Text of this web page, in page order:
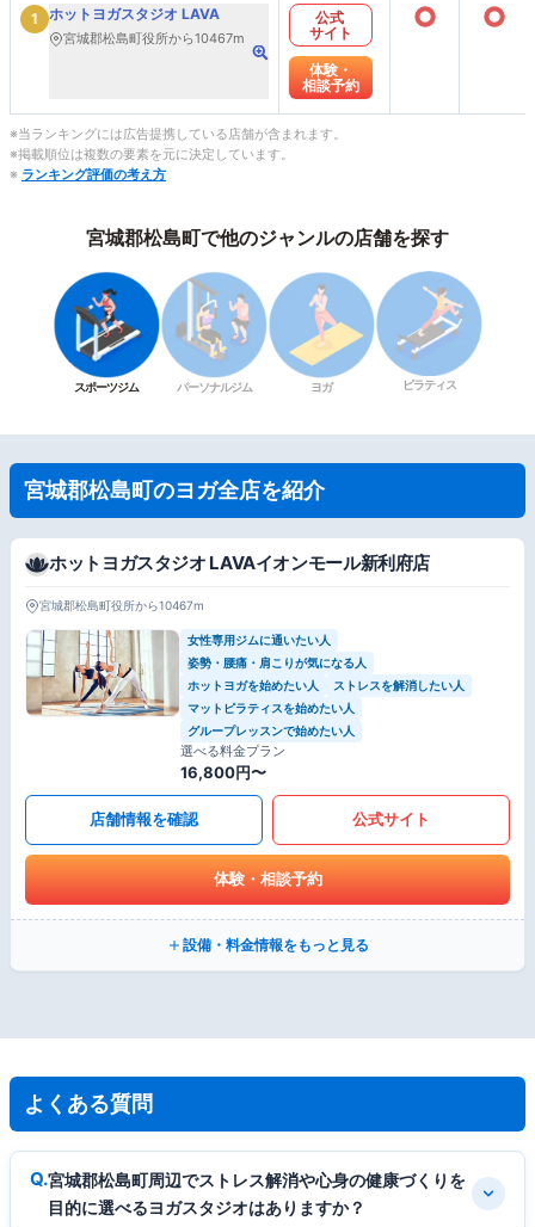
1 ホットヨガスタジオ LAVA
宮城郡松島町役所から10467m
公式
サイト
体験・
相談予約
○ ○
※当ランキングには広告提携している店舗が含まれます。
※掲載順位は複数の要素を元に決定しています。
※ ランキング評価の考え方
宮城郡松島町で他のジャンルの店舗を探す
スポーツジム パーソナルジム ヨガ ピラティス
宮城郡松島町のヨガ全店を紹介
ホットヨガスタジオ LAVAイオンモール新利府店
宮城郡松島町役所から10467m
女性専用ジムに通いたい人
姿勢・腰痛・肩こりが気になる人
ホットヨガを始めたい人
ストレスを解消したい人
マットピラティスを始めたい人
グループレッスンで始めたい人
選べる料金プラン
16,800円〜
店舗情報を確認 公式サイト
体験・相談予約
設備・料金情報をもっと見る
よくある質問
宮城郡松島町周辺でストレス解消や心身の健康づくりを
目的に選べるヨガスタジオはありますか？